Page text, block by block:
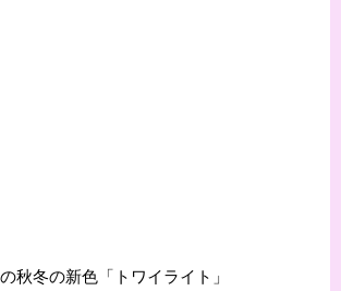
秋冬の新色「トワイライト」